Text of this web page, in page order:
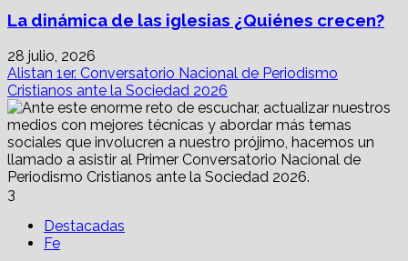
La dinámica de las iglesias ¿Quiénes crecen?
28 julio, 2026
Alistan 1er. Conversatorio Nacional de Periodismo
Cristianos ante la Sociedad 2026
3
Destacadas
Fe